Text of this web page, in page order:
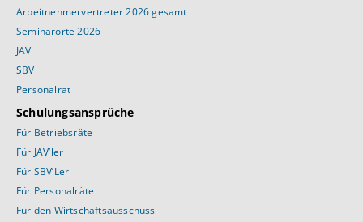
Arbeitnehmervertreter 2026 gesamt
Seminarorte 2026
JAV
SBV
Personalrat
Schulungsansprüche
Für Betriebsräte
Für JAV’ler
Für SBV’Ler
Für Personalräte
Für den Wirtschaftsausschuss